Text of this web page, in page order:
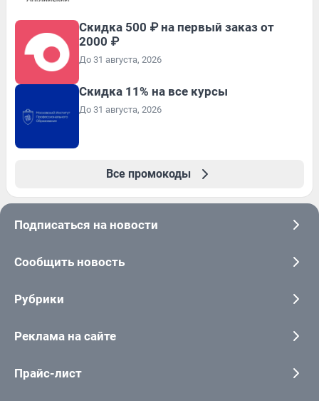
Скидка 500 ₽ на первый заказ от
2000 ₽
До 31 августа, 2026
Скидка 11% на все курсы
До 31 августа, 2026
Все промокоды
Подписаться на новости
Сообщить новость
Рубрики
Реклама на сайте
Прайс-лист